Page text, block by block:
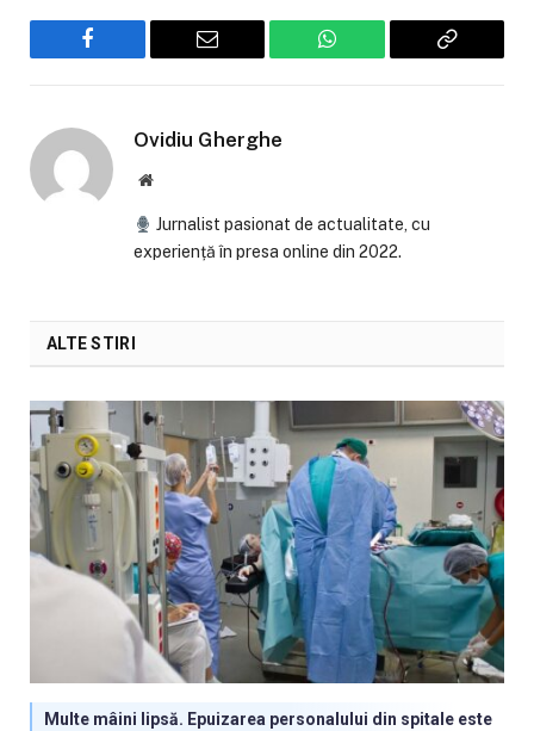
Facebook Email WhatsApp
Copiaza
Ovidiu Gherghe
Website
Jurnalist pasionat de actualitate, cu
experiență în presa online din 2022.
ALTE STIRI
Multe mâini lipsă. Epuizarea personalului din spitale este